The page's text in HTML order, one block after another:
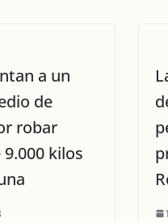
a un
de
robar
kilos